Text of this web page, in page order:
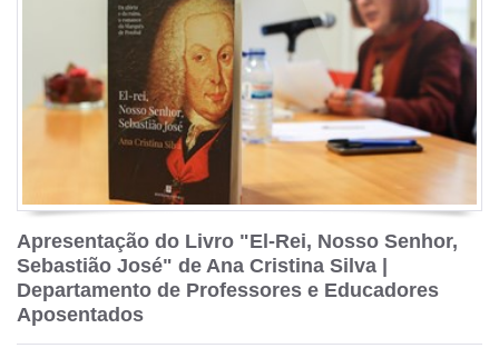
Apresentação do Livro "El-Rei, Nosso Senhor,
Sebastião José" de Ana Cristina Silva |
Departamento de Professores e Educadores
Aposentados